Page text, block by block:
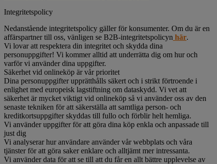
Integritetspolicy
Nedanstående integritetspolicy gäller för konsumenter. Om du är en
affärspartner till oss, vänligen se B2B-integritetspolicyn här.
Vi lovar att respektera din integritet och skydda dina
personuppgifter! Vi kommer alltid att underrätta dig om hur och
varför vi använder dina uppgifter.
Säkerhet vid onlineköp är vår prioritet
Dina personuppgifter upprätthålls säkert och i strikt förtroende i
enlighet med europeisk lagstiftning om dataskydd. Vi vet att
säkerhet är mycket viktigt vid onlineköp så vi använder oss av den
senaste tekniken för att säkerställa att samtliga person- och
kreditkortsuppgifter skyddas till fullo och förblir helt hemliga.
Vi använder uppgifter för att göra dina köp enkla och anpassade till
just dig
Vi analyserar hur användare använder vår webbplats och våra
tjänster för att göra saker enklare och alltjämt mer intressanta.
Vi använder data för att se till att du får en allt bättre upplevelse av